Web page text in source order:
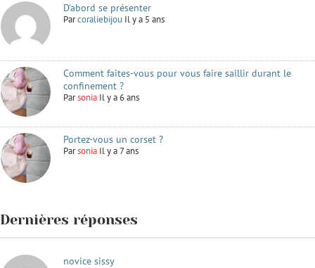
D'abord se présenter
Parcoraliebijou Il y a 5 ans
Comment faites-vous pour vous faire saillir durant le
confinement ?
Parsonia Il y a 6 ans
Portez-vous un corset ?
Parsonia Il y a 7 ans
Dernières réponses
novice sissy